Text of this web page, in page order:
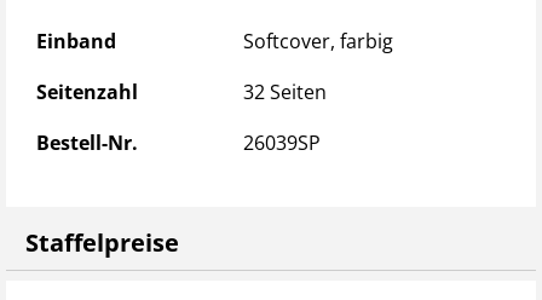
Produktdetails
Einband
Softcover, farbig
Seitenzahl
32 Seiten
Bestell-Nr.
26039SP
Staffelpreise